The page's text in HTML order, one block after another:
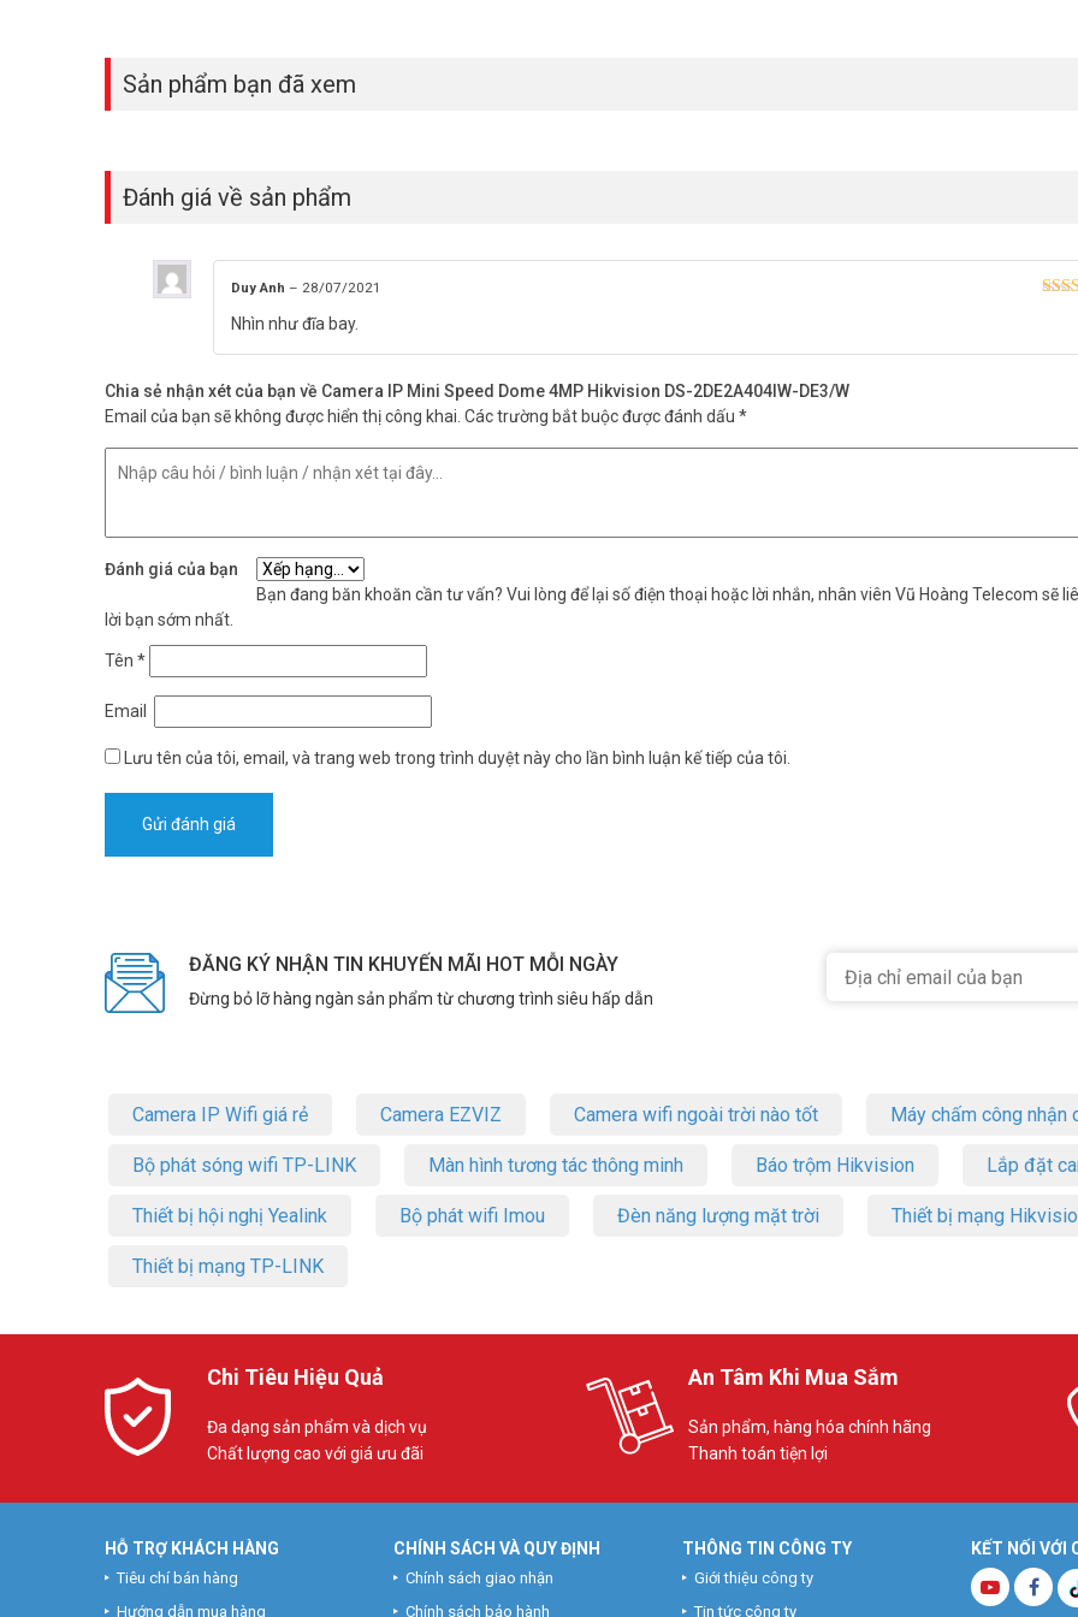
Sản phẩm bạn đã xem
Đánh giá về sản phẩm
Duy Anh – 28/07/2021
Nhìn như đĩa bay.
Chia sẻ nhận xét của bạn về Camera IP Mini Speed Dome 4MP Hikvision DS-2DE2A404IW-DE3/W
Email của bạn sẽ không được hiển thị công khai. Các trường bắt buộc được đánh dấu *
Đánh giá của bạn
Bạn đang băn khoăn cần tư vấn? Vui lòng để lại số điện thoại hoặc lời nhắn, nhân viên Vũ Hoàng Telecom sẽ
lời bạn sớm nhất.
Tên *
Email
Lưu tên của tôi, email, và trang web trong trình duyệt này cho lần bình luận kế tiếp của tôi.
ĐĂNG KÝ NHẬN TIN KHUYẾN MÃI HOT MỖI NGÀY
Đừng bỏ lỡ hàng ngàn sản phẩm từ chương trình siêu hấp dẫn
Camera IP Wifi giá rẻ Camera EZVIZ Camera wifi ngoài trời nào tốt Máy chấm công nhận
Bộ phát sóng wifi TP-LINK Màn hình tương tác thông minh Báo trộm Hikvision Lắp đặt
Thiết bị hội nghị Yealink Bộ phát wifi Imou Đèn năng lượng mặt trời Thiết bị mạng
Thiết bị mạng TP-LINK
Chi Tiêu Hiệu Quả
Đa dạng sản phẩm và dịch vụ
Chất lượng cao với giá ưu đãi
An Tâm Khi Mua Sắm
Sản phẩm, hàng hóa chính hãng
Thanh toán tiện lợi
KẾT NỐI VỚI
HỖ TRỢ KHÁCH HÀNG
Tiêu chí bán hàng
Hướng dẫn mua hàng
CHÍNH SÁCH VÀ QUY ĐỊNH
Chính sách giao nhận
Chính sách bảo hành
THÔNG TIN CÔNG TY
Giới thiệu công ty
Tin tức công ty